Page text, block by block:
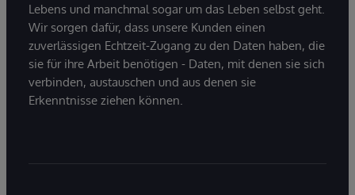
Lebens und manchmal sogar um das Leben selbst geht.
Wir sorgen dafür, dass unsere Kunden einen
zuverlässigen Echtzeit-Zugang zu den Daten haben, die
sie für ihre Arbeit benötigen - Daten, mit denen sie sich
verbinden, austauschen und aus denen sie
Erkenntnisse ziehen können.